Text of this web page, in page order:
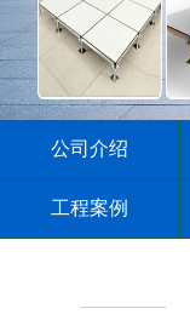
公司介绍
工程案例